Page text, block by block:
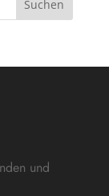
Suchen
und